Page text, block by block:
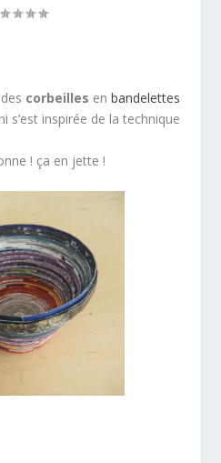
corbeilles enbandelettes
s’est inspirée de la technique
! ça en jette !